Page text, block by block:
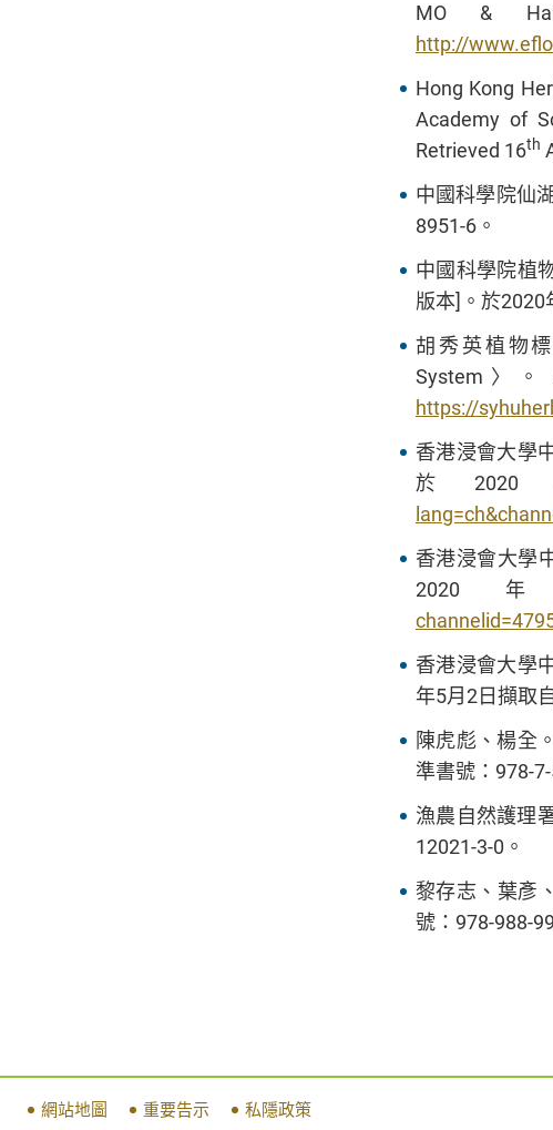
MO &
http://
Hong Kong
Academy of
Retrieved 16th
中國科學院仙
8951-6。
中國科學院植
版本]。於2020
胡秀英植物
System〉
https://
香港浸會大學
於
香港浸會大學
香港浸會大學
年5月2日擷取
陳虎彪、楊全
準書號：978-
漁農自然護理
12021-3-0。
黎存志、葉彥
號：978-988-
網站地圖 重要告示 私隱政策